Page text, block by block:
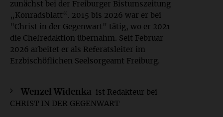
zunächst bei der Freiburger Bistumszeitung
„Konradsblatt“. 2015 bis 2026 war er bei
"Christ in der Gegenwart" tätig, wo er 2021
die Chefredaktion übernahm. Seit Februar
2026 arbeitet er als Referatsleiter im
Erzbischöflichen Seelsorgeamt Freiburg.
Wenzel Widenka
ist Redakteur bei
CHRIST IN DER GEGENWART